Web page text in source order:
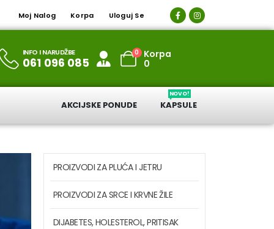
Moj Nalog Korpa Uloguj Se
INFO I NARUDŽBE
061 096 085
0
Korpa
0
AKCIJSKE PONUDE KAPSULE
NOVO!
PROIZVODI ZA PLUĆA I JETRU
PROIZVODI ZA SRCE I KRVNE ŽILE
DIJABETES, HOLESTEROL, PRITISAK